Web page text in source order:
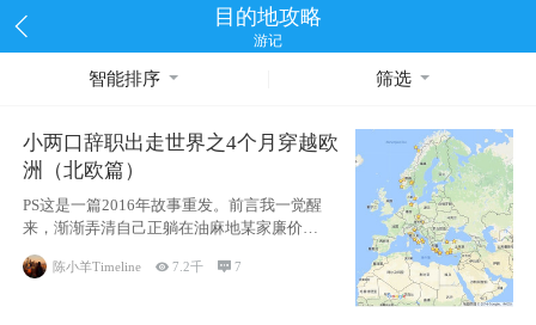
目的地攻略
游记
智能排序 筛选
小两口辞职出走世界之4个月穿越欧
洲（北欧篇）
PS这是一篇2016年故事重发。前言我一觉醒
来，渐渐弄清自己正躺在油麻地某家廉价宾
馆
陈小羊Timeline 7.2千 7